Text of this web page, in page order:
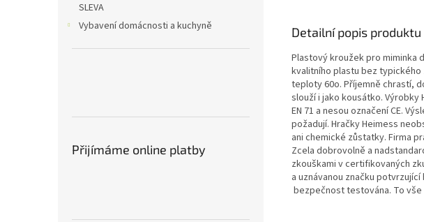
SLEVA
Vybavení domácnosti a kuchyně
Přijímáme online platby
Detailní popis produktu
Plastový kroužek pro miminka
kvalitního plastu bez typického
teploty 60o. Příjemně chrastí,
slouží i jako kousátko.
EN 71 a nesou označení CE.
požadují. Hračky Heimess
ani chemické zůstatky. Firma
Zcela dobrovolně a
zkouškami v certifikovaných
a uznávanou značku
bezpečnost testována. To